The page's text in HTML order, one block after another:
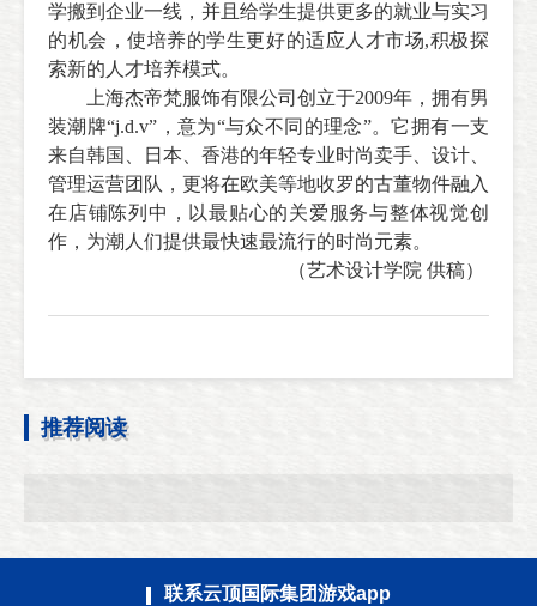
学搬到企业一线，并且给学生提供更多的就业与实习
的机会，使培养的学生更好的适应人才市场,积极探
索新的人才培养模式。
上海杰帝梵服饰有限公司创立于2009年，拥有男
装潮牌“j.d.v”，意为“与众不同的理念”。它拥有一支
来自韩国、日本、香港的年轻专业时尚卖手、设计、
管理运营团队，更将在欧美等地收罗的古董物件融入
在店铺陈列中，以最贴心的关爱服务与整体视觉创
作，为潮人们提供最快速最流行的时尚元素。
（艺术设计学院 供稿）
推荐阅读
联系云顶国际集团游戏app